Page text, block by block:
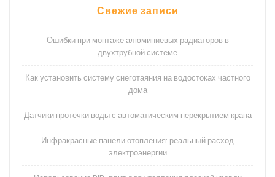
Свежие записи
Ошибки при монтаже алюминиевых радиаторов в
двухтрубной системе
Как установить систему снеготаяния на водостоках частного
дома
Датчики протечки воды с автоматическим перекрытием крана
Инфракрасные панели отопления: реальный расход
электроэнергии